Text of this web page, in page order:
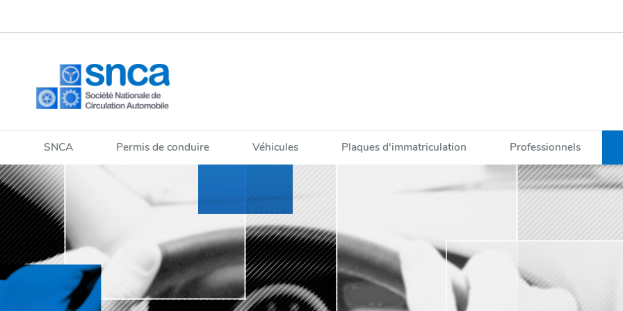
la
contenu
SNCA Permis de conduire Véhicules Plaques d'immatriculation Professionnels